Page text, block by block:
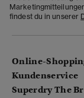
findest du in unserer
Online-
Kundenservice
Superdry The